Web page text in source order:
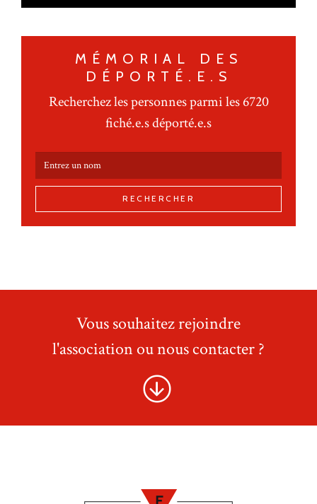
MÉMORIAL DES
DÉPORTÉ.E.S
Recherchez les personnes parmi les 6720
fiché.e.s déporté.e.s
RECHERCHER
Vous souhaitez rejoindre
l'association ou nous contacter ?